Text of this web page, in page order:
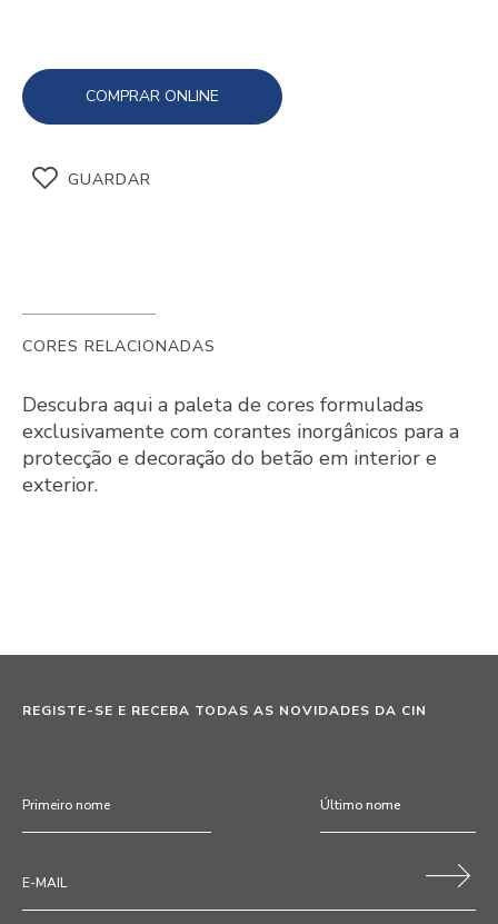
COMPRAR ONLINE
GUARDAR
CORES RELACIONADAS
Descubra aqui a paleta de cores formuladas
exclusivamente com corantes inorgânicos para a
protecção e decoração do betão em interior e
exterior.
REGISTE-SE E RECEBA TODAS AS NOVIDADES DA CIN